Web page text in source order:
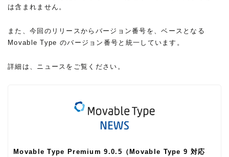
は含まれません。
また、今回のリリースからバージョン番号を、ベースとなる
Movable Type のバージョン番号と統一しています。
詳細は、ニュースをご覧ください。
Movable Type Premium 9.0.5（Movable Type 9 対応